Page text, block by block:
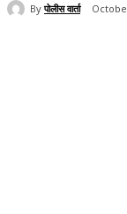
By पोलीस वार्ता